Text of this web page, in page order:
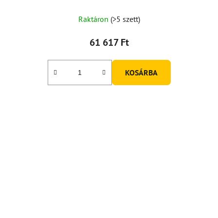
Raktáron (>5 szett)
61 617 Ft
KOSÁRBA